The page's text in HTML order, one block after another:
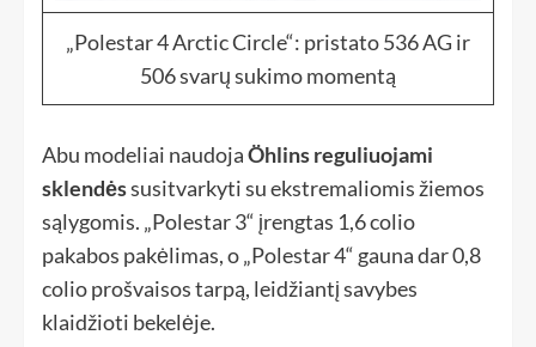
„Polestar 4 Arctic Circle“: pristato 536 AG ir
506 svarų sukimo momentą
Abu modeliai naudojaÖhlins reguliuojami
sklendėssusitvarkyti su ekstremaliomis žiemos
sąlygomis. „Polestar 3“ įrengtas 1,6 colio
pakabos pakėlimas, o „Polestar 4“ gauna dar 0,8
colio prošvaisos tarpą, leidžiantį savybes
klaidžioti bekelėje.